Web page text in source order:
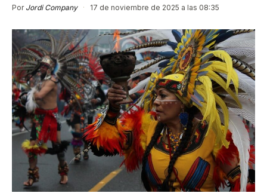
Por Jordi Company · 17 de noviembre de 2025 a las 08:35